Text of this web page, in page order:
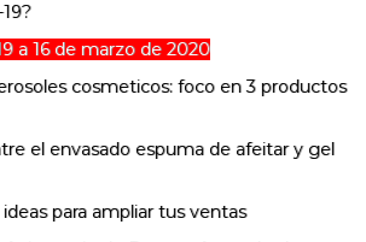
a 16 de marzo de 2020
cosmeticos: foco en 3 productos
el envasado espuma de afeitar y gel
para ampliar tus ventas